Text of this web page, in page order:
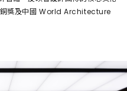
銅獎及中國 World Architecture